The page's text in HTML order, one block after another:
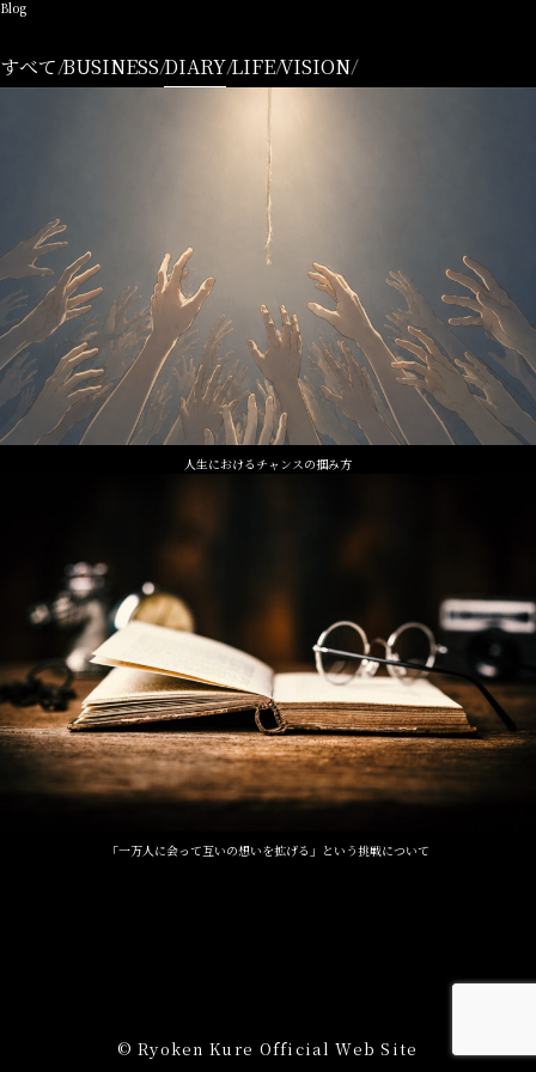
Blog
すべて BUSINESS DIARYLIFEVISION
人生におけるチャンスの掴み方
「一万人に会って互いの想いを拡げる」という挑戦について
© Ryoken Kure Official Web Site